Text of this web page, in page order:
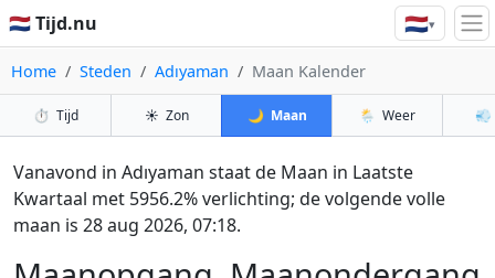
🇳🇱 Tijd.nu 🇳🇱▾
Home Steden Adıyaman Maan Kalender
⏱️ Tijd ☀️ Zon 🌙 Maan 🌦️ Weer 💨
Vanavond in Adıyaman staat de Maan in Laatste
Kwartaal met 5956.2% verlichting; de volgende volle
maan is 28 aug 2026, 07:18.